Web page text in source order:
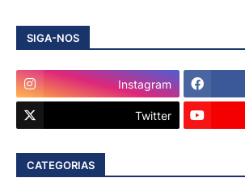
SIGA-NOS
Instagram
Twitter
CATEGORIAS